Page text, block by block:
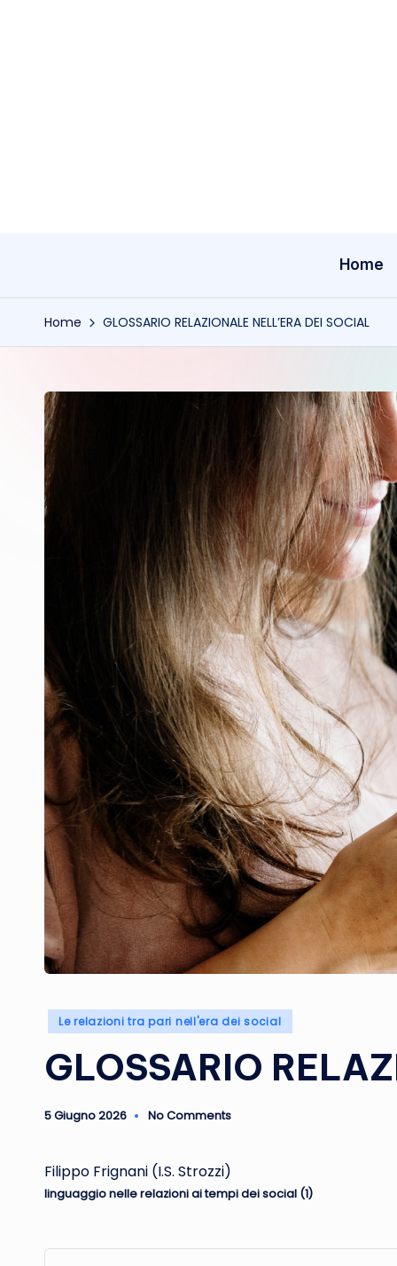
Home
Home GLOSSARIO RELAZIONALE NELL’ERA DEI SOCIAL
Posted
Le relazioni tra pari nell'era dei social
GLOSSARIO
5 Giugno 2026 No Comments
Filippo Frignani (I.S. Strozzi)
linguaggio nelle relazioni ai tempi dei social (1)